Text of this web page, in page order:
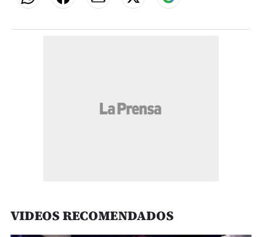
VIDEOS RECOMENDADOS